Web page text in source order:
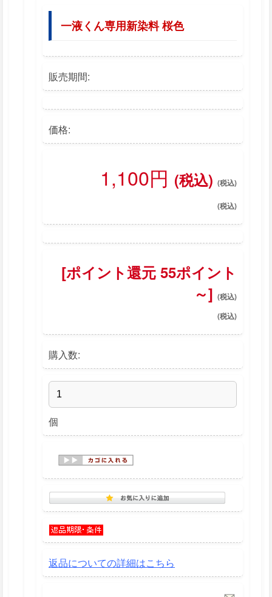
一液くん専用新染料 桜色
販売期間:
価格:
1,100円 (税込)
[ポイント還元 55ポイント
～]
購入数:
個
返品についての詳細はこちら